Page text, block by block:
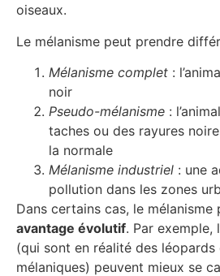
oiseaux.
Le mélanisme peut prendre
Mélanisme complet :
noir
Pseudo-mélanisme :
taches ou des rayures
la normale
Mélanisme industriel : une
pollution dans les zones
Dans certains cas, le mélanisme
avantage évolutif. Par exemple,
(qui sont en réalité des léopards
mélaniques) peuvent mieux se